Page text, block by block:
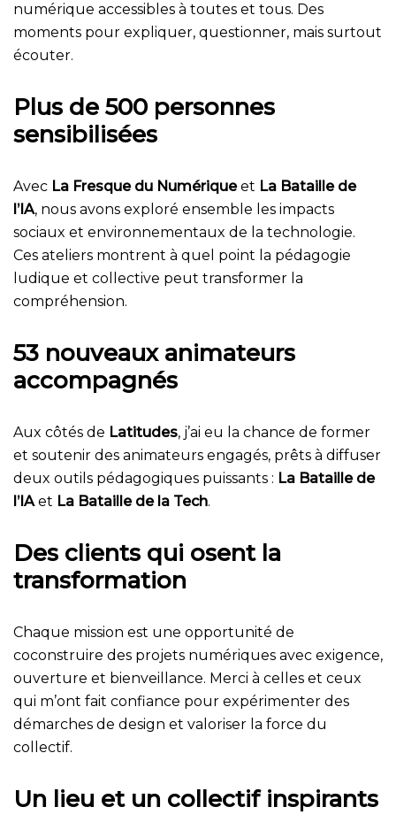
numérique accessibles à toutes et tous. Des
moments pour expliquer, questionner, mais surtout
écouter.
Plus de 500 personnes
sensibilisées
Avec La Fresque du Numériqueet La Bataille de
l’IA, nous avons exploré ensemble les impacts
sociaux et environnementaux de la technologie.
Ces ateliers montrent à quel point la pédagogie
ludique et collective peut transformer la
compréhension.
53 nouveaux animateurs
accompagnés
Aux côtés de Latitudes, j’ai eu la chance de former
et soutenir des animateurs engagés, prêts à diffuser
deux outils pédagogiques puissants : La Bataille de
l’IAet La Bataille de la Tech.
Des clients qui osent la
transformation
Chaque mission est une opportunité de
coconstruire des projets numériques avec exigence,
ouverture et bienveillance. Merci à celles et ceux
qui m’ont fait confiance pour expérimenter des
démarches de design et valoriser la force du
collectif.
Un lieu et un collectif inspirants